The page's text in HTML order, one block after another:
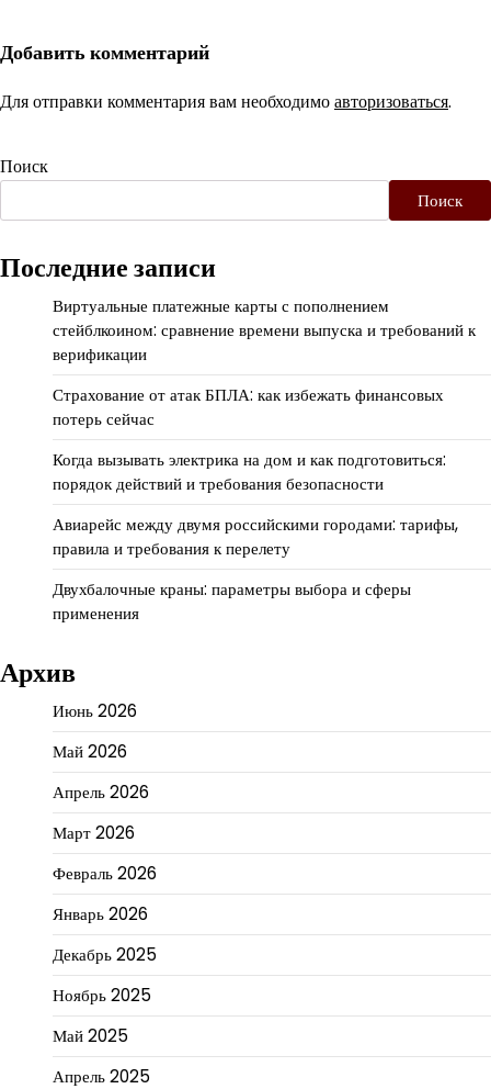
Добавить комментарий
Для отправки комментария вам необходимоавторизоваться.
Поиск
Поиск
Последние записи
Виртуальные платежные карты с пополнением
стейблкоином: сравнение времени выпуска и требований к
верификации
Страхование от атак БПЛА: как избежать финансовых
потерь сейчас
Когда вызывать электрика на дом и как подготовиться:
порядок действий и требования безопасности
Авиарейс между двумя российскими городами: тарифы,
правила и требования к перелету
Двухбалочные краны: параметры выбора и сферы
применения
Архив
Июнь 2026
Май 2026
Апрель 2026
Март 2026
Февраль 2026
Январь 2026
Декабрь 2025
Ноябрь 2025
Май 2025
Апрель 2025